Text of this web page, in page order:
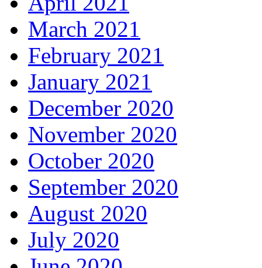
March 2021
February 2021
January 2021
December 2020
November 2020
October 2020
September 2020
August 2020
July 2020